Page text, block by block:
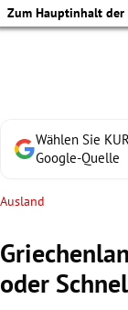
Zum Hauptinhalt der
Wählen Sie
Google-Quelle
Ausland
oder